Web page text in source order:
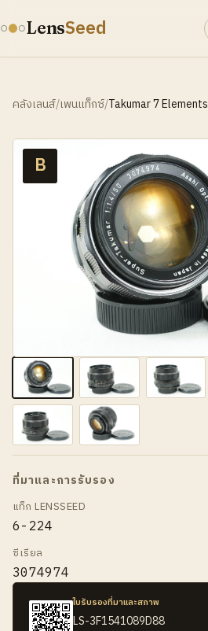
LensSeed
คลังเลนส์/เพนแท็กซ์/Takumar 7 Elements
B
ที่มาและการรับรอง
แท็ก LENSSEED
6-224
ซีเรียล
3074974
ใบรับรองที่มาและสภาพ
LS-3F1541089D88